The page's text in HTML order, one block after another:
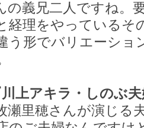
の義兄二人ですね。
経理をやっているそ
う形でバリエーショ
川上アキラ・しのぶ
瀬里穂さんが演じる